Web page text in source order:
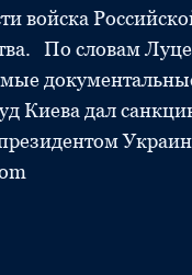
войска
По словам
Киева дал